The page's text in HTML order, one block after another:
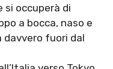
si occuperà di
a bocca, naso e
davvero fuori dal